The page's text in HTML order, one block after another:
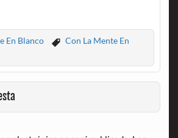
En Blanco
Con La Mente En